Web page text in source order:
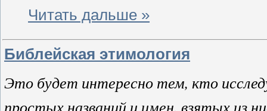
Читать дальше »
Библейская этимология
Это будет интересно тем, кто
простых названий и имен, взятых из